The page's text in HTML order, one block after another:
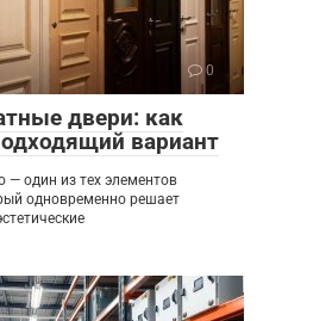
0
двери: как
вариант
— один из тех элементов
одновременно решает